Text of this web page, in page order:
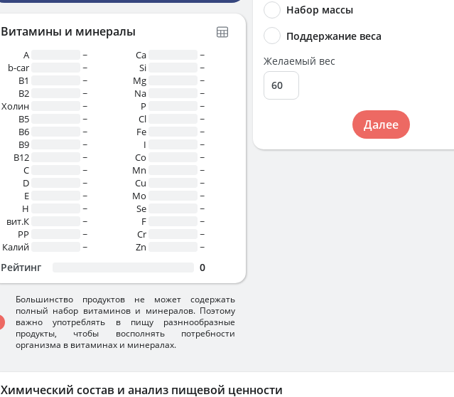
Химический состав и анализ пищевой ценности
Витамины и минералы
A
~
b-car
~
В1
~
B2
~
Холин
~
B5
~
B6
~
B9
~
B12
~
C
~
D
~
E
~
H
~
вит.К
~
PP
~
Калий
~
Ca
~
Si
~
Mg
~
Na
~
P
~
Cl
~
Fe
~
I
~
Co
~
Mn
~
Cu
~
Mo
~
Se
~
F
~
Cr
~
Zn
~
Рейтинг 0
Большинство продуктов не может содержать
полный набор витаминов и минералов. Поэтому
важно употреблять в пищу разннообразные
продукты, чтобы восполнять потребности
организма в витаминах и минералах.
Набор массы
Поддержание веса
Желаемый вес
Далее